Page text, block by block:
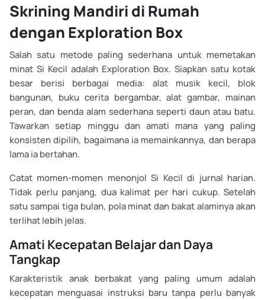
Skrining Mandiri di Rumah
dengan Exploration Box
Salah satu metode paling sederhana untuk memetakan
minat Si Kecil adalah Exploration Box. Siapkan satu kotak
besar berisi berbagai media: alat musik kecil, blok
bangunan, buku cerita bergambar, alat gambar, mainan
peran, dan benda alam sederhana seperti daun atau batu.
Tawarkan setiap minggu dan amati mana yang paling
konsisten dipilih, bagaimana ia memainkannya, dan berapa
lama ia bertahan.
Catat momen-momen menonjol Si Kecil di jurnal harian.
Tidak perlu panjang, dua kalimat per hari cukup. Setelah
satu sampai tiga bulan, pola minat dan bakat alaminya akan
terlihat lebih jelas.
Amati Kecepatan Belajar dan Daya
Tangkap
Karakteristik anak berbakat yang paling umum adalah
kecepatan menguasai instruksi baru tanpa perlu banyak